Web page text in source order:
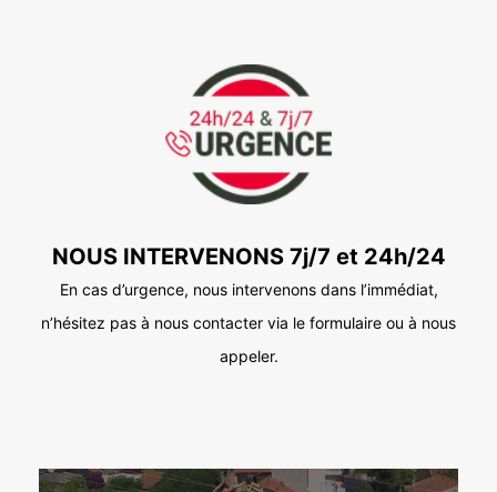
NOUS INTERVENONS 7j/7 et 24h/24
En cas d’urgence, nous intervenons dans l’immédiat,
n’hésitez pas à nous contacter via le formulaire ou à nous
appeler.